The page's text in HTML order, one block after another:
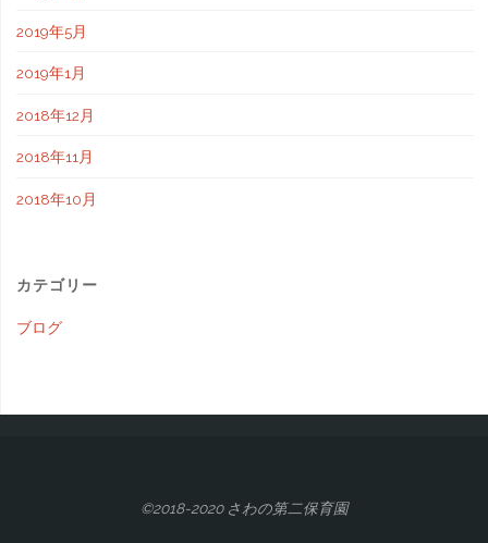
2019年5月
2019年1月
2018年12月
2018年11月
2018年10月
カテゴリー
ブログ
©2018-2020 さわの第二保育園